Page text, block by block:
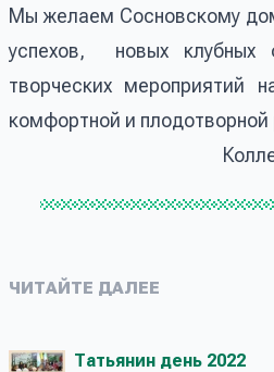
Мы желаем Сосновскому
успехов, новых клубных
творческих мероприятий
комфортной и плодотворной
ЧИТАЙТЕ ДАЛЕЕ
Татьянин день 2022